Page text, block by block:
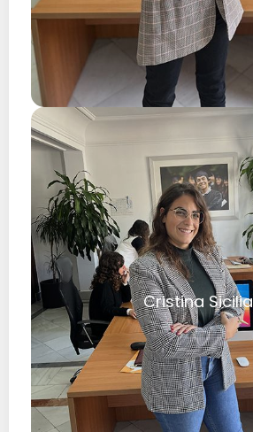
Cristina Sicilia